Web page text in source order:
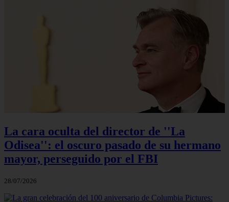
La cara oculta del director de ''La
Odisea'': el oscuro pasado de su hermano
mayor, perseguido por el FBI
28/07/2026